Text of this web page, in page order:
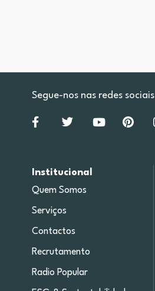
Segue-nos nas redes sociais
Institucional
Quem Somos
Serviços
Contactos
Recrutamento
Radio Popular